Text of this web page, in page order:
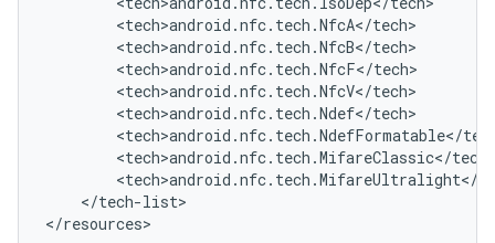
</tech-list>
</resources>